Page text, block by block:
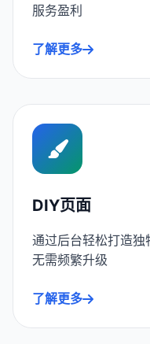
服务盈利
了解更多
DIY页面
通过后台轻松打造
无需频繁升级
了解更多